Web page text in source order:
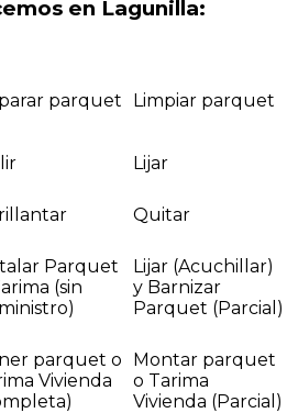
en Lagunilla:
parquet Limpiar parquet
Lijar
Quitar
Parquet
(sin
Lijar (Acuchillar)
y Barnizar
Parquet (Parcial)
parquet o
Vivienda
Montar parquet
o Tarima
Vivienda (Parcial)